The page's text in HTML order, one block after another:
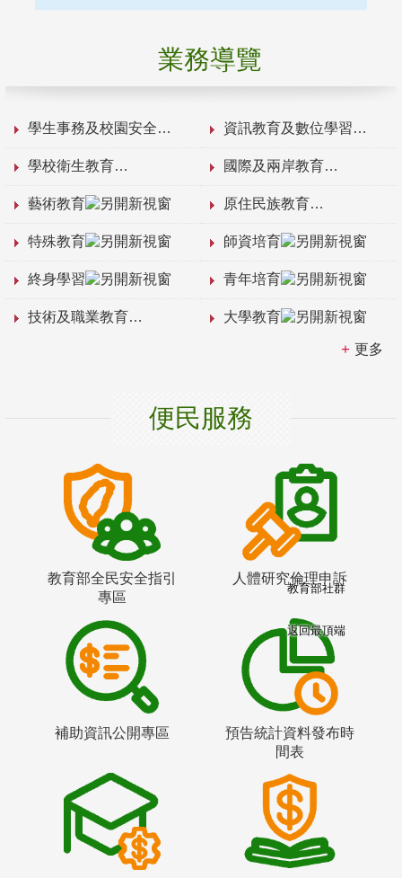
業務導覽
學生事務及校園安全 資訊教育及數位學習
學校衛生教育 國際及兩岸教育
藝術教育 原住民族教育
特殊教育 師資培育
終身學習 青年培育
技術及職業教育 大學教育
更多
便民服務
教育部全民安全指引
專區
人體研究倫理申訴
補助資訊公開專區
預告統計資料發布時
間表
教育部社群
返回最頂端